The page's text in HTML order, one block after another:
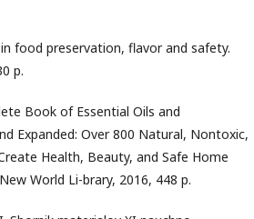
in food preservation, flavor and safety.
p.
Book of Essential Oils and
Expanded: Over 800 Natural, Nontoxic,
Health, Beauty, and Safe Home
World Li-brary, 2016, 448 p.